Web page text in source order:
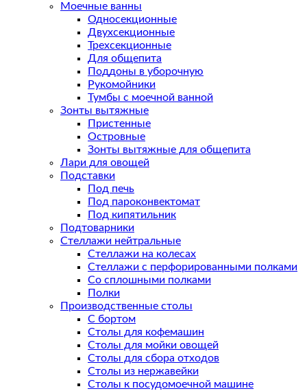
Моечные ванны
Односекционные
Двухсекционные
Трехсекционные
Для общепита
Поддоны в уборочную
Рукомойники
Тумбы с моечной ванной
Зонты вытяжные
Пристенные
Островные
Зонты вытяжные для общепита
Лари для овощей
Подставки
Под печь
Под пароконвектомат
Под кипятильник
Подтоварники
Стеллажи нейтральные
Стеллажи на колесах
Стеллажи с перфорированными полками
Со сплошными полками
Полки
Производственные столы
С бортом
Столы для кофемашин
Столы для мойки овощей
Столы для сбора отходов
Столы из нержавейки
Столы к посудомоечной машине